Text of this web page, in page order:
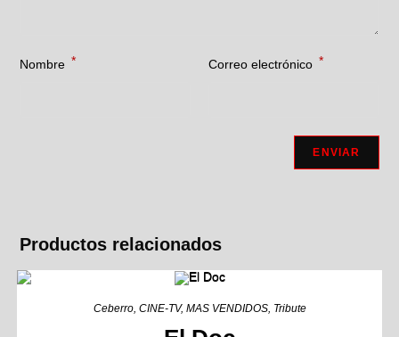
Nombre * Correo electrónico *
Productos relacionados
Ceberro, CINE-TV, MAS VENDIDOS, Tribute